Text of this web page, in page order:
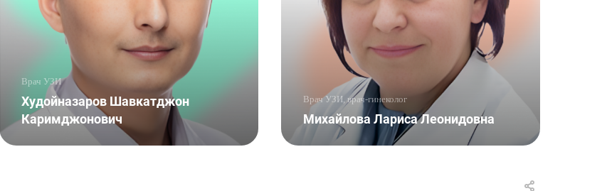
Врач УЗИ
Худойназаров Шавкатджон
Каримджонович
Врач УЗИ, врач-гинеколог
Михайлова Лариса Леонидовна